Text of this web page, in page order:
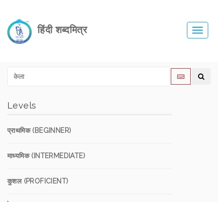
हिंदी शब्दमित्र
Levels
प्राथमिक (BEGINNER)
माध्यमिक (INTERMEDIATE)
कुशल (PROFICIENT)